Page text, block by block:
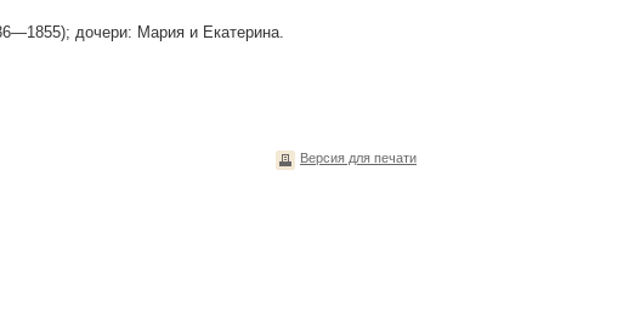
дочери: Мария и Екатерина.
Версия для печати